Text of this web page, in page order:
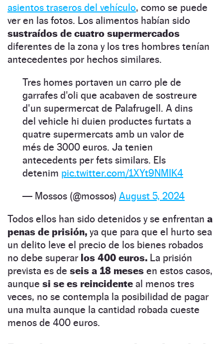
asientos traseros del vehículo, como se puede
ver en las fotos. Los alimentos habían sido
sustraídos de cuatro supermercados
diferentes de la zona y los tres hombres tenían
antecedentes por hechos similares.
Tres homes portaven un carro ple de
garrafes d'oli que acabaven de sostreure
d'un supermercat de Palafrugell. A dins
del vehicle hi duien productes furtats a
quatre supermercats amb un valor de
més de 3000 euros. Ja tenien
antecedents per fets similars. Els
detenim pic.twitter.com/1XYt9NMIK4
— Mossos (@mossos) August 5, 2024
Todos ellos han sido detenidos y se enfrentan a
penas de prisión, ya que para que el hurto sea
un delito leve el precio de los bienes robados
no debe superar los 400 euros. La prisión
prevista es de seis a 18 meses en estos casos,
aunque si se es reincidente al menos tres
veces, no se contempla la posibilidad de pagar
una multa aunque la cantidad robada cueste
menos de 400 euros.